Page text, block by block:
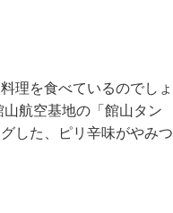
理を食べているのでしょ
航空基地の「館山タン
した、ピリ辛味がやみつ